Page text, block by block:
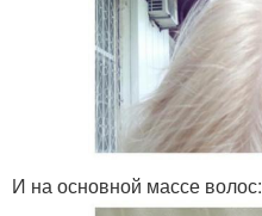
И на основной массе волос: